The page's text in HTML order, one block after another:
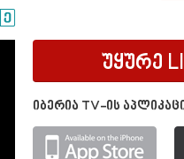
უყურე
იბერია TV-ის